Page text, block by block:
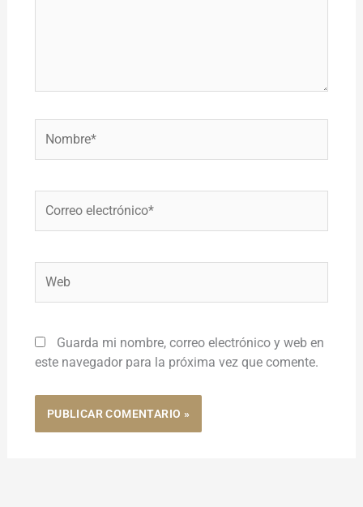
electrónico*
Guarda mi nombre, correo electrónico y web en
este navegador para la próxima vez que comente.